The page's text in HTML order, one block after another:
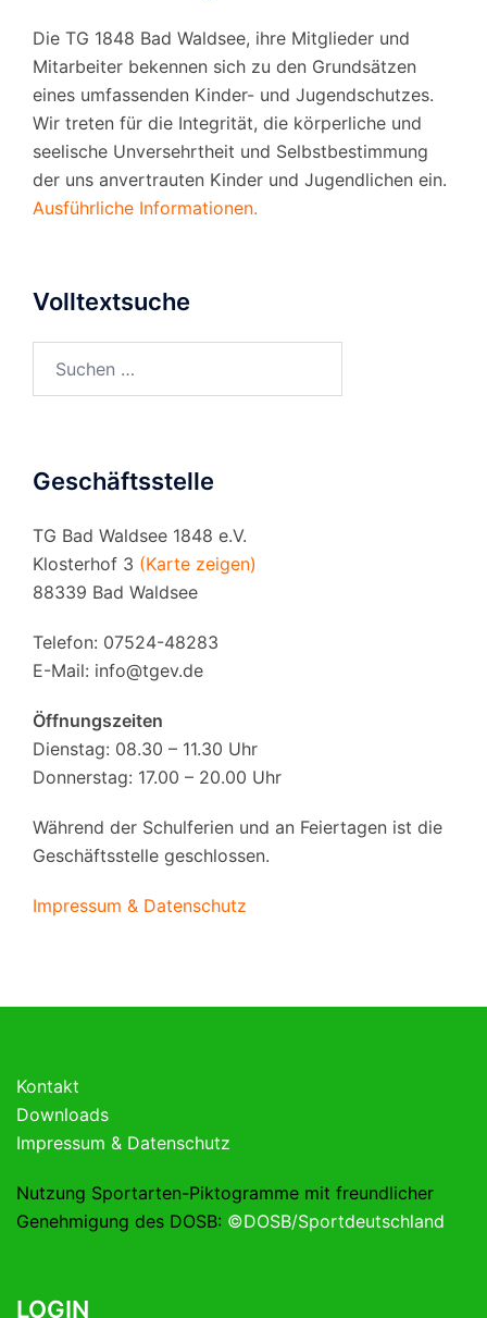
Die TG 1848 Bad Waldsee, ihre Mitglieder und
Mitarbeiter bekennen sich zu den Grundsätzen
eines umfassenden Kinder- und Jugendschutzes.
Wir treten für die Integrität, die körperliche und
seelische Unversehrtheit und Selbstbestimmung
der uns anvertrauten Kinder und Jugendlichen ein.
Ausführliche Informationen.
Volltextsuche
Geschäftsstelle
TG Bad Waldsee 1848 e.V.
Klosterhof 3 (Karte zeigen)
88339 Bad Waldsee
Telefon: 07524-48283
E-Mail: info@tgev.de
Öffnungszeiten
Dienstag: 08.30 – 11.30 Uhr
Donnerstag: 17.00 – 20.00 Uhr
Während der Schulferien und an Feiertagen ist die
Geschäftsstelle geschlossen.
Impressum & Datenschutz
Kontakt
Downloads
Impressum & Datenschutz
Nutzung Sportarten-Piktogramme mit freundlicher
Genehmigung des DOSB: ©DOSB/Sportdeutschland
LOGIN